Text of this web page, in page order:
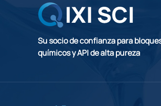
Su socio de confianza para
químicos y API de alta pureza